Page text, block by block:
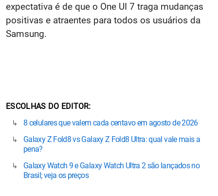
expectativa é de que o One UI 7 traga mudanças
positivas e atraentes para todos os usuários da
Samsung.
ESCOLHAS DO EDITOR
8 celulares que valem cada centavo em agosto de 2026
Galaxy Z Fold8 vs Galaxy Z Fold8 Ultra: qual vale mais a
pena?
Galaxy Watch 9 e Galaxy Watch Ultra 2 são lançados no
Brasil; veja os preços